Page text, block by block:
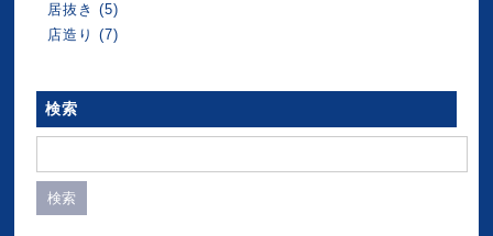
居抜き (5)
店造り (7)
検索
索: